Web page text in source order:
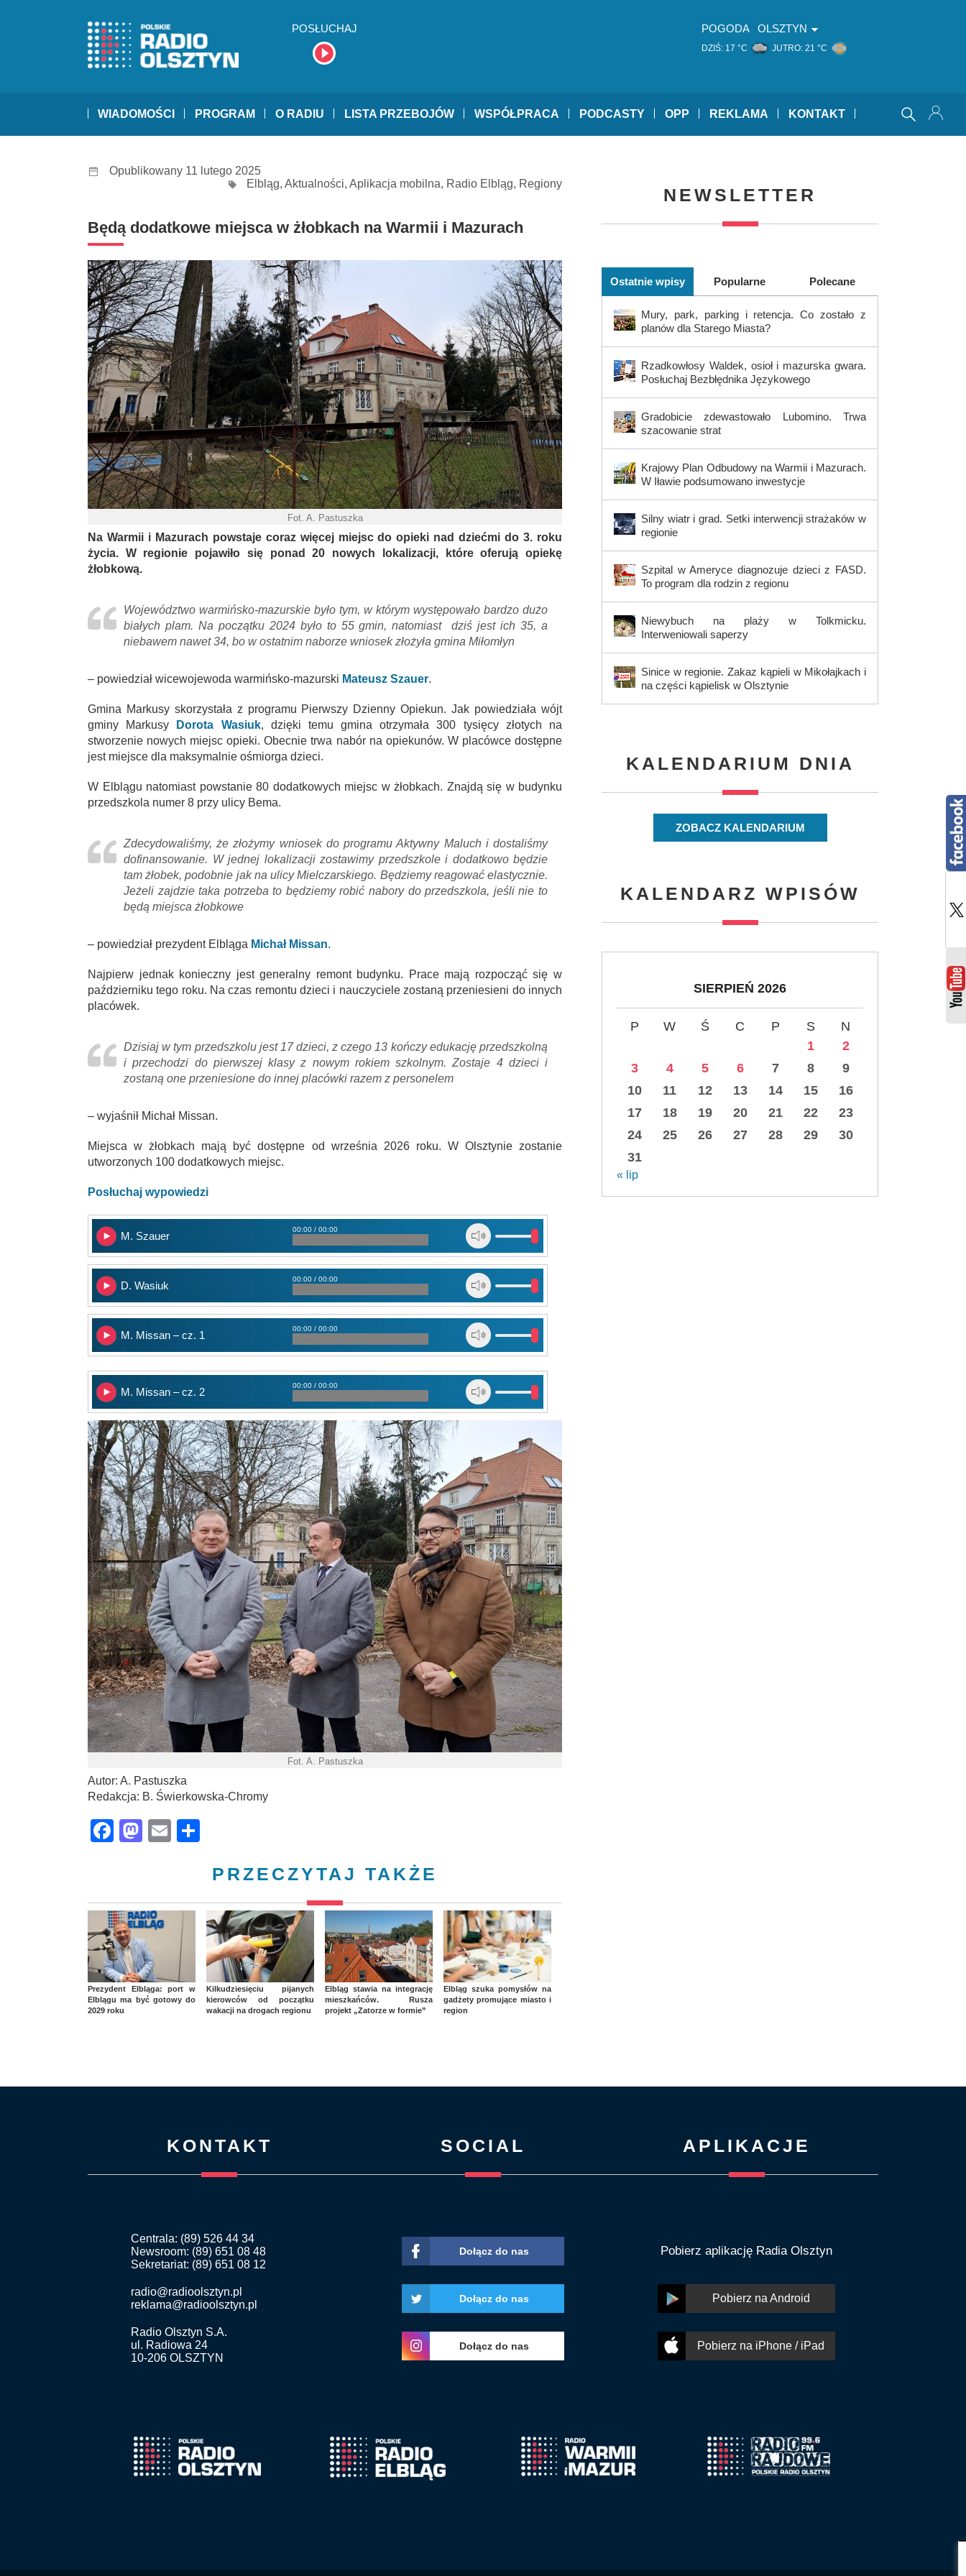
POSŁUCHAJ POGODA OLSZTYN
DZIŚ: 17 °C JUTRO: 21 °C
WIADOMOŚCI PROGRAM O RADIU LISTA PRZEBOJÓW WSPÓŁPRACA PODCASTY OPP REKLAMA KONTAKT
Opublikowany 11 lutego 2025
Elbląg, Aktualności, Aplikacja mobilna, Radio Elbląg, Regiony
Będą dodatkowe miejsca w żłobkach na Warmii i Mazurach
Fot. A. Pastuszka
Na Warmii i Mazurach powstaje coraz więcej miejsc do opieki nad dziećmi do 3. roku
życia. W regionie pojawiło się ponad 20 nowych lokalizacji, które oferują opiekę
żłobkową.
Województwo warmińsko-mazurskie było tym, w którym występowało bardzo dużo
białych plam. Na początku 2024 było to 55 gmin, natomiast dziś jest ich 35, a
niebawem nawet 34, bo w ostatnim naborze wniosek złożyła gmina Miłomłyn
– powiedział wicewojewoda warmińsko-mazurski Mateusz Szauer.
Gmina Markusy skorzystała z programu Pierwszy Dzienny Opiekun. Jak powiedziała wójt
gminy Markusy
Dorota Wasiuk, dzięki temu gmina otrzymała 300 tysięcy złotych na
stworzenie nowych miejsc opieki. Obecnie trwa nabór na opiekunów. W placówce dostępne
jest miejsce dla maksymalnie ośmiorga dzieci.
W Elblągu natomiast powstanie 80 dodatkowych miejsc w żłobkach. Znajdą się w budynku
przedszkola numer 8 przy ulicy Bema.
Zdecydowaliśmy, że złożymy wniosek do programu Aktywny Maluch i dostaliśmy
dofinansowanie. W jednej lokalizacji zostawimy przedszkole i dodatkowo będzie
tam żłobek, podobnie jak na ulicy Mielczarskiego. Będziemy reagować elastycznie.
Jeżeli zajdzie taka potrzeba to będziemy robić nabory do przedszkola, jeśli nie to
będą miejsca żłobkowe
– powiedział prezydent Elbląga Michał Missan.
Najpierw jednak konieczny jest generalny remont budynku. Prace mają rozpocząć się w
październiku tego roku. Na czas remontu dzieci i nauczyciele zostaną przeniesieni do innych
placówek.
Dzisiaj w tym przedszkolu jest 17 dzieci, z czego 13 kończy edukację przedszkolną
i przechodzi do pierwszej klasy z nowym rokiem szkolnym. Zostaje 4 dzieci i
zostaną one przeniesione do innej placówki razem z personelem
– wyjaśnił Michał Missan.
Miejsca w żłobkach mają być dostępne od września 2026 roku. W Olsztynie zostanie
utworzonych 100 dodatkowych miejsc.
Posłuchaj wypowiedzi
M. Szauer
00:00 / 00:00
D. Wasiuk
00:00 / 00:00
M. Missan – cz. 1
00:00 / 00:00
M. Missan – cz. 2
00:00 / 00:00
Fot. A. Pastuszka
Autor: A. Pastuszka
Redakcja: B. Świerkowska-Chromy
Facebook
Mastodon
Email
PRZECZYTAJ TAKŻE
Prezydent Elbląga: port w
Elblągu ma być gotowy do
2029 roku
Kilkudziesięciu pijanych
kierowców od początku
wakacji na drogach regionu
Elbląg stawia na integrację
mieszkańców. Rusza
projekt „Zatorze w formie”
Elbląg szuka pomysłów na
gadżety promujące miasto i
region
NEWSLETTER
Ostatnie wpisy Popularne Polecane
Mury, park, parking i retencja. Co zostało z
planów dla Starego Miasta?
Rzadkowłosy Waldek, osioł i mazurska gwara.
Posłuchaj Bezbłędnika Językowego
Gradobicie zdewastowało Lubomino. Trwa
szacowanie strat
Krajowy Plan Odbudowy na Warmii i Mazurach.
W Iławie podsumowano inwestycje
Silny wiatr i grad. Setki interwencji strażaków w
regionie
Szpital w Ameryce diagnozuje dzieci z FASD.
To program dla rodzin z regionu
Niewybuch na plaży w Tolkmicku.
Interweniowali saperzy
Sinice w regionie. Zakaz kąpieli w Mikołajkach i
na części kąpielisk w Olsztynie
KALENDARIUM DNIA
ZOBACZ KALENDARIUM
KALENDARZ WPISÓW
SIERPIEŃ 2026
P W Ś C P S
N
1
2
3
4 5 6 7 8
9
10
11 12 13 14 15
16
17
18 19 20 21 22
23
24
25 26 27 28 29
30
31
« lip
KONTAKT
Centrala: (89) 526 44 34
Newsroom: (89) 651 08 48
Sekretariat: (89) 651 08 12
radio@radioolsztyn.pl
reklama@radioolsztyn.pl
Radio Olsztyn S.A.
ul. Radiowa 24
10-206 OLSZTYN
SOCIAL
Dołącz do nas
Dołącz do nas
Dołącz do nas
APLIKACJE
Pobierz aplikację Radia Olsztyn
Pobierz na Android
Pobierz na iPhone / iPad